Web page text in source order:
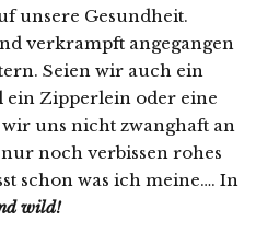
unsere Gesundheit.
verkrampft angegangen
Seien wir auch ein
ein Zipperlein oder eine
uns nicht zwanghaft an
noch verbissen rohes
schon was ich meine…. In
wild!